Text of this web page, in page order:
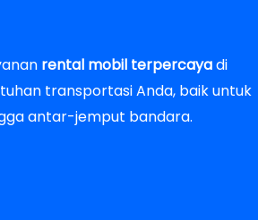
rental mobil terpercayadi
transportasi Anda, baik untuk
antar-jemput bandara.